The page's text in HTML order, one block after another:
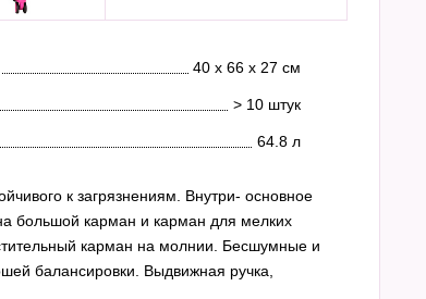
40 х 66 х 27 см
> 10 штук
64.8 л
к загрязнениям. Внутри- основное
большой карман и карман для мелких
карман на молнии. Бесшумные и
балансировки. Выдвижная ручка,